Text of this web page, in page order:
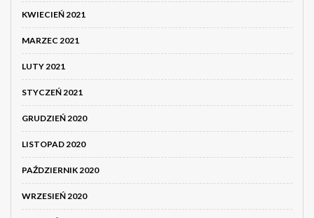
KWIECIEŃ 2021
MARZEC 2021
LUTY 2021
STYCZEŃ 2021
GRUDZIEŃ 2020
LISTOPAD 2020
PAŹDZIERNIK 2020
WRZESIEŃ 2020